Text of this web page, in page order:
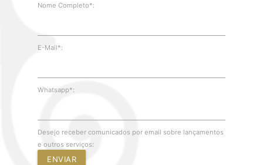
Nome Completo*:
E-Mail*:
Whatsapp*:
Desejo receber comunicados por email sobre lançamentos
e outros serviços:
ENVIAR